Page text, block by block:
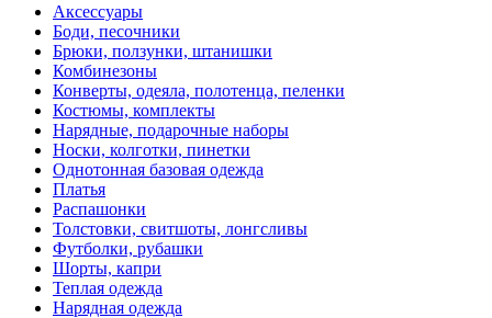
Аксессуары
Боди, песочники
Брюки, ползунки, штанишки
Комбинезоны
Конверты, одеяла, полотенца, пеленки
Костюмы, комплекты
Нарядные, подарочные наборы
Носки, колготки, пинетки
Однотонная базовая одежда
Платья
Распашонки
Толстовки, свитшоты, лонгсливы
Футболки, рубашки
Шорты, капри
Теплая одежда
Нарядная одежда